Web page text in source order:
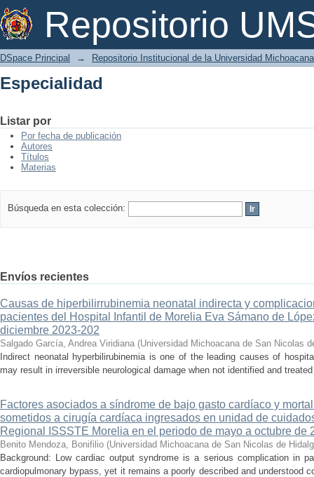
Repositorio
Especialidad
DSpace Principal → Repositorio Institucional de la Universidad
Especialidad
Listar por
Por fecha de publicación
Autores
Títulos
Materias
Búsqueda en esta colección:
Envíos recientes
Causas de hiperbilirrubinemia neonatal indirecta y
pacientes del Hospital Infantil de Morelia Eva Sámano de
diciembre 2023-202
Salgado García, Andrea Viridiana (Universidad Michoacana de San Nicolas
Indirect neonatal hyperbilirubinemia is one of the leading causes of
may result in irreversible neurological damage when not identified and
Factores asociados a síndrome de bajo gasto cardíaco y
sometidos a cirugía cardíaca ingresados en unidad de
Regional ISSSTE Morelia en el periodo de mayo a octubre de
Benito Mendoza, Bonifilio (Universidad Michoacana de San Nicolas de
Background: Low cardiac output syndrome is a serious complication in
cardiopulmonary bypass, yet it remains a poorly described and understood